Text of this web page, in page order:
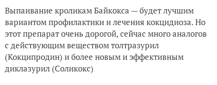
Выпаивание кроликам Байкокса — будет лучшим
вариантом профилактики и лечения кокцидиоза. Но
этот препарат очень дорогой, сейчас много аналогов
с действующим веществом толтразурил
(Кокципродин) и более новым и эффективным
диклазурил (Соликокс)